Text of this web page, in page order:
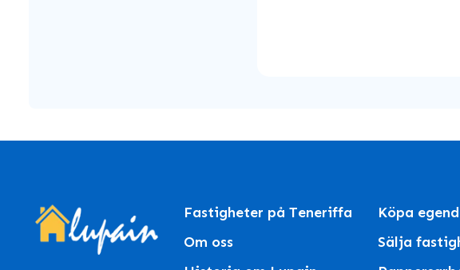
Fastigheter på Teneriffa
Om oss
Köpa
Sälja